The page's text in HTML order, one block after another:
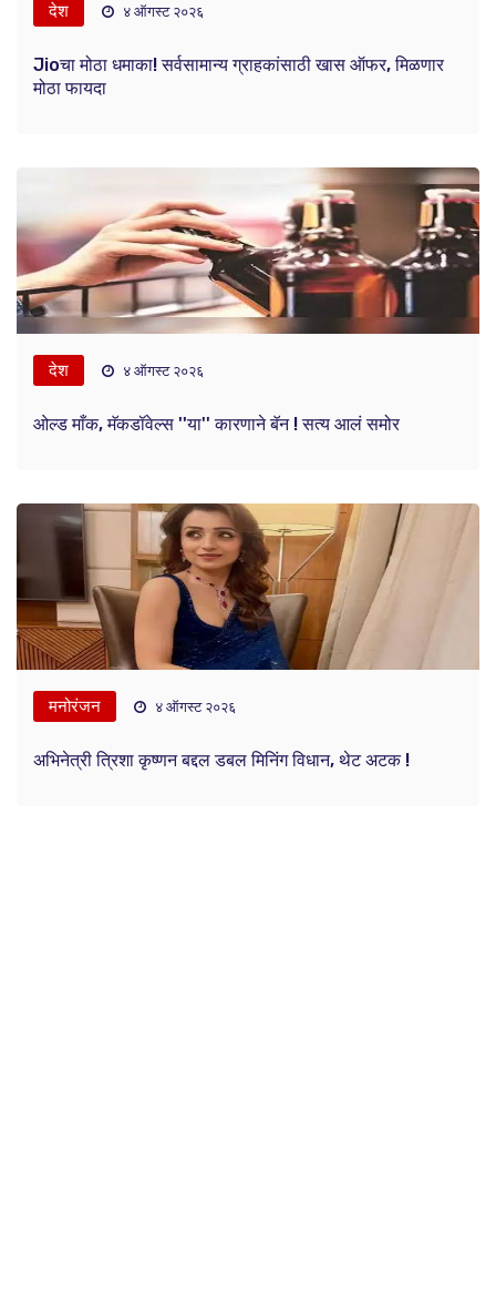
देश ४ ऑगस्ट २०२६
Jioचा मोठा धमाका! सर्वसामान्य ग्राहकांसाठी खास ऑफर, मिळणार
मोठा फायदा
देश ४ ऑगस्ट २०२६
ओल्ड माँक, मॅकडॉवेल्स ''या'' कारणाने बॅन ! सत्य आलं समोर
मनोरंजन ४ ऑगस्ट २०२६
अभिनेत्री त्रिशा कृष्णन बद्दल डबल मिनिंग विधान, थेट अटक !